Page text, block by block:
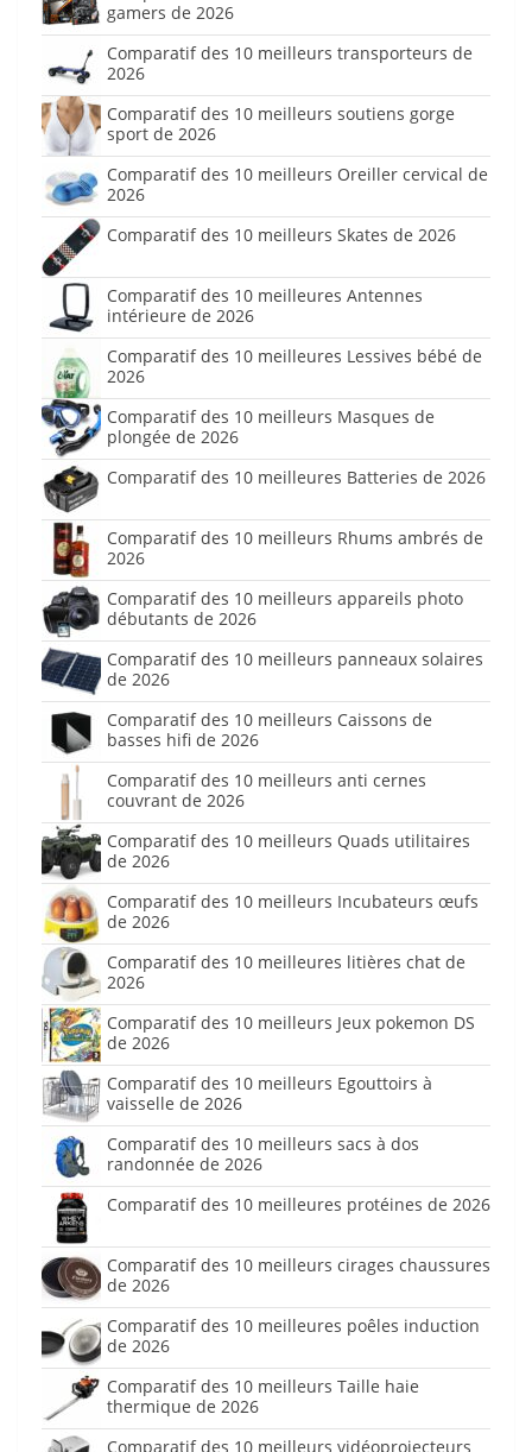
gamers de 2026
Comparatif des 10 meilleurs transporteurs de
2026
Comparatif des 10 meilleurs soutiens gorge
sport de 2026
Comparatif des 10 meilleurs Oreiller cervical de
2026
Comparatif des 10 meilleurs Skates de 2026
Comparatif des 10 meilleures Antennes
intérieure de 2026
Comparatif des 10 meilleures Lessives bébé de
2026
Comparatif des 10 meilleurs Masques de
plongée de 2026
Comparatif des 10 meilleures Batteries de 2026
Comparatif des 10 meilleurs Rhums ambrés de
2026
Comparatif des 10 meilleurs appareils photo
débutants de 2026
Comparatif des 10 meilleurs panneaux solaires
de 2026
Comparatif des 10 meilleurs Caissons de
basses hifi de 2026
Comparatif des 10 meilleurs anti cernes
couvrant de 2026
Comparatif des 10 meilleurs Quads utilitaires
de 2026
Comparatif des 10 meilleurs Incubateurs œufs
de 2026
Comparatif des 10 meilleures litières chat de
2026
Comparatif des 10 meilleurs Jeux pokemon DS
de 2026
Comparatif des 10 meilleurs Egouttoirs à
vaisselle de 2026
Comparatif des 10 meilleurs sacs à dos
randonnée de 2026
Comparatif des 10 meilleures protéines de 2026
Comparatif des 10 meilleurs cirages chaussures
de 2026
Comparatif des 10 meilleures poêles induction
de 2026
Comparatif des 10 meilleurs Taille haie
thermique de 2026
Comparatif des 10 meilleurs vidéoprojecteurs